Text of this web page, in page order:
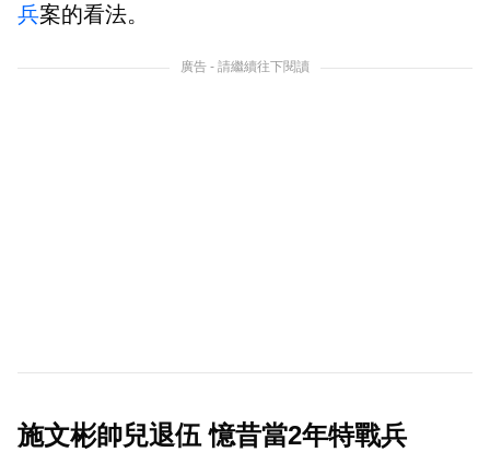
兵案的看法。
廣告 - 請繼續往下閱讀
施文彬帥兒退伍 憶昔當2年特戰兵